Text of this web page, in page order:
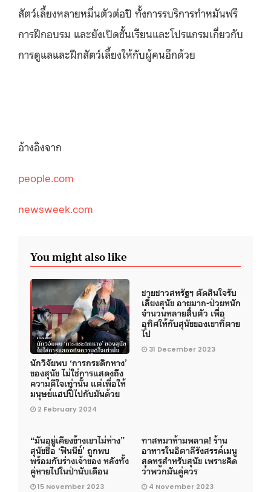
สัตว์เลี้ยงหลายหมื่นตัวต่อปี ทั้งการรบริการทําหมันฟรี
การฝึกอบรม และยังเปิดชั้นเรียนและโปรแกรมเกี่ยวกับ
การดูแลและฝึกสัตว์เลี้ยงให้กับผู้คนอีกด้วย
อ้างอิงจาก
people.com
newsweek.com
You might also like
นักวิจัยพบ ‘การกระดิกหาง’
ของสุนัข ไม่ใช่การแสดงถึง
ความดีใจเท่านั้น แต่เพื่อให้
มนุษย์แฮปปี้ไปกับมันด้วย
2 February 2024
ชายชาวสหรัฐฯ ตัดสินใจรับ
เลี้ยงสุนัข อายุมาก-ป่วยหนัก
จำนวนหลายสิบตัว เพื่อ
อุทิศให้กับสุนัขของเขาที่ตาย
ไป
31 December 2023
“มันอยู่เคียงข้างเขาไม่ห่าง”
สุนัขชื่อ ‘ฟินนีย์’ ถูกพบ
พร้อมกับร่างเจ้าของ หลังทั้ง
คู่หายไปในป่านับเดือน
15 November 2023
ทาสหมาห้ามพลาด! ร้าน
อาหารในอิตาลีรังสรรค์เมนู
สุดหรูสำหรับสุนัข เพราะคิด
ว่าพวกมันคู่ควร
4 November 2023